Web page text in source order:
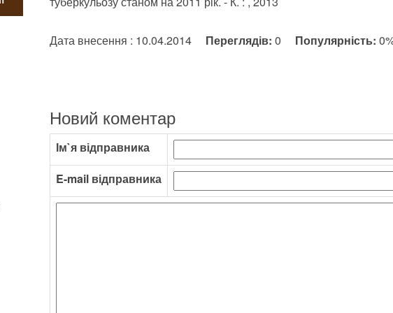
Дата внесення : 10.04.2014 Переглядів: 0 Популярність:
Новий коментар
Ім`я відправника
E-mail відправника